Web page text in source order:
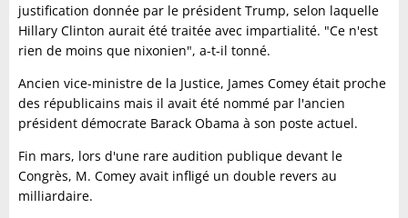
justification donnée par le président Trump, selon laquelle
Hillary Clinton aurait été traitée avec impartialité. "Ce n'est
rien de moins que nixonien", a-t-il tonné.
Ancien vice-ministre de la Justice, James Comey était proche
des républicains mais il avait été nommé par l'ancien
président démocrate Barack Obama à son poste actuel.
Fin mars, lors d'une rare audition publique devant le
Congrès, M. Comey avait infligé un double revers au
milliardaire.